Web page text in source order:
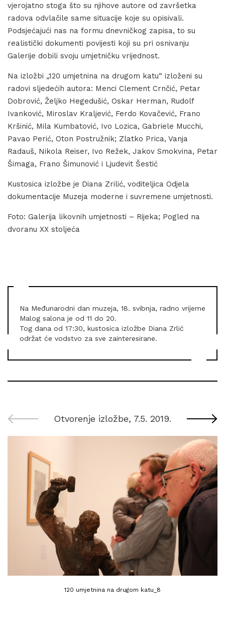
vjerojatno stoga što su njihove autore od završetka
radova odvlačile same situacije koje su opisivali.
Podsjećajući nas na formu dnevničkog zapisa, to su
realistički dokumenti povijesti koji su pri osnivanju
Galerije dobili svoju umjetničku vrijednost.
Na izložbi „120 umjetnina na drugom katu“ izloženi su
radovi sljedećih autora: Menci Clement Crnčić, Petar
Dobrović, Željko Hegedušić, Oskar Herman, Rudolf
Ivanković, Miroslav Kraljević, Ferdo Kovačević, Frano
Kršinić, Mila Kumbatović, Ivo Lozica, Gabriele Mucchi,
Pavao Perić, Oton Postružnik; Zlatko Prica, Vanja
Radauš, Nikola Reiser, Ivo Režek, Jakov Smokvina, Petar
Šimaga, Frano Šimunović i Ljudevit Šestić
Kustosica izložbe je Diana Zrilić, voditeljica Odjela
dokumentacije Muzeja moderne i suvremene umjetnosti.
Foto: Galerija likovnih umjetnosti – Rijeka; Pogled na
dvoranu XX stoljeća
Na Međunarodni dan muzeja, 18. svibnja, radno vrijeme
Malog salona je od 11 do 20.
Tog dana od 17:30, kustosica izložbe Diana Zrlić
održat će vodstvo za sve zainteresirane.
Otvorenje izložbe, 7.5. 2019.
120 umjetnina na drugom katu_8